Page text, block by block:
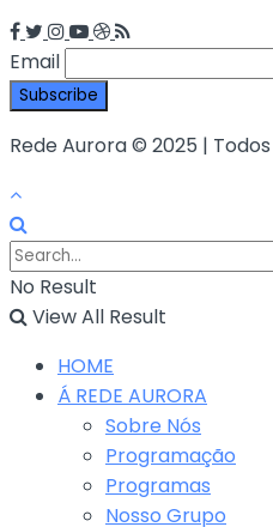
Email
Rede Aurora © 2025 |
No Result
View All Result
HOME
Á REDE AURORA
Sobre Nós
Programação
Programas
Nosso Grupo